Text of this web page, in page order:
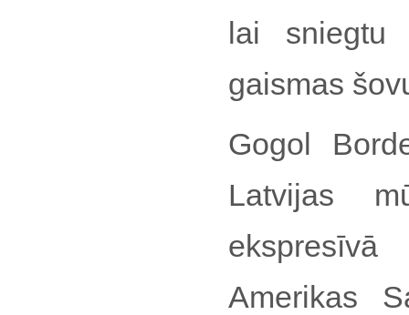
lai sniegtu
gaismas
Gogol
Latvijas
Amerikas